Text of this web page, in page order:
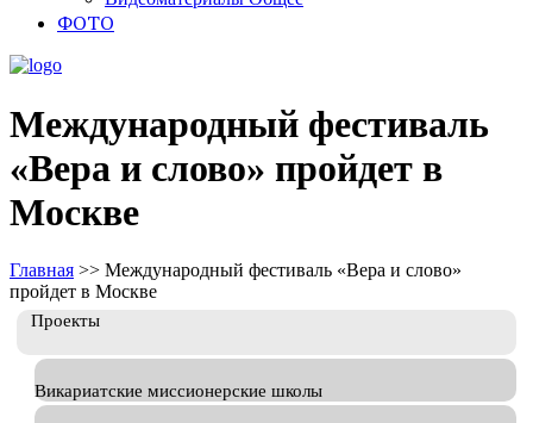
ФОТО
Международный фестиваль
«Вера и слово» пройдет в
Москве
Главная >> Международный фестиваль «Вера и слово»
пройдет в Москве
Проекты
Викариатские миссионерские школы